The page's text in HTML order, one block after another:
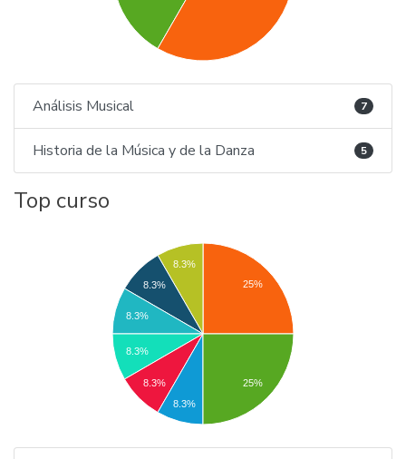
Análisis Musical 7
Historia de la Música y de la Danza 5
Top curso
25%
8.3%
8.3%
8.3%
8.3%
8.3%
8.3%
25%